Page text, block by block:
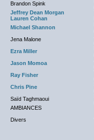
Brandon Spink
Jeffrey Dean Morgan
Lauren Cohan
Michael Shannon
Jena Malone
Ezra Miller
Jason Momoa
Ray Fisher
Chris Pine
Saïd Taghmaoui
AMBIANCES
Divers